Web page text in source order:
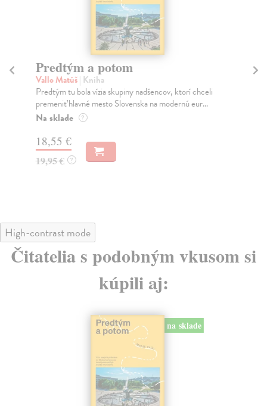
Predtým a potom
Vallo Matúš| Kniha
Predtým tu bola vízia skupiny nadšencov, ktorí chceli
premeniť hlavné mesto Slovenska na modernú eur...
Na sklade ?
18,55 €
19,95 € ?
High-contrast mode
Čitatelia s podobným vkusom si
kúpili aj: